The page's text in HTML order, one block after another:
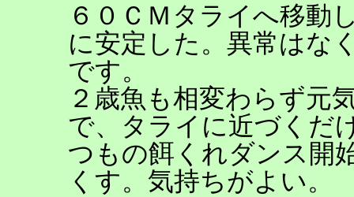
６０ＣＭタライへ移動
に安定した。異常はな
です。
２歳魚も相変わらず元
で、タライに近づくだ
つもの餌くれダンス開
くす。気持ちがよい。